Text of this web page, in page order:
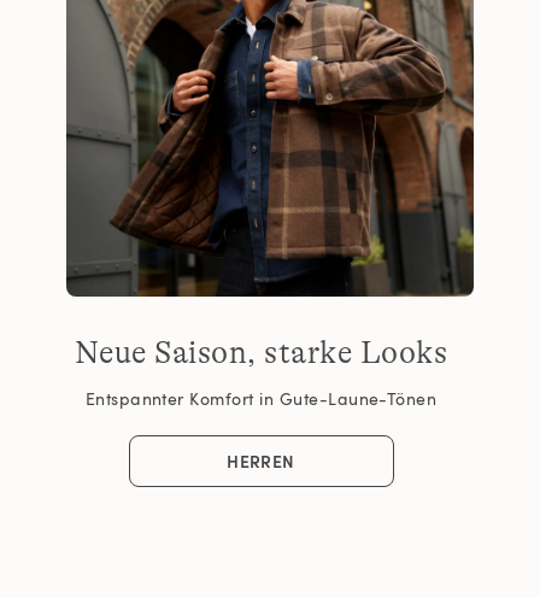
Neue Saison, starke Looks
Entspannter Komfort in Gute-Laune-Tönen
HERREN